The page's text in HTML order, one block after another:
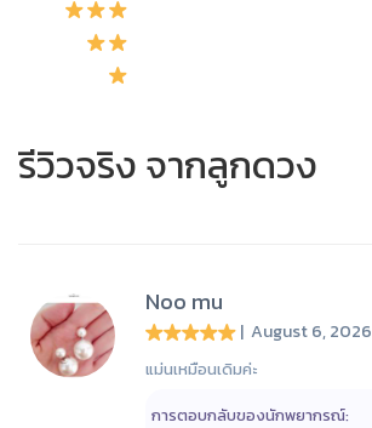
รีวิวจริง จากลูกดวง
Noo mu
| August 6, 2026
แม่นเหมือนเดิมค่ะ
การตอบกลับของนักพยากรณ์: